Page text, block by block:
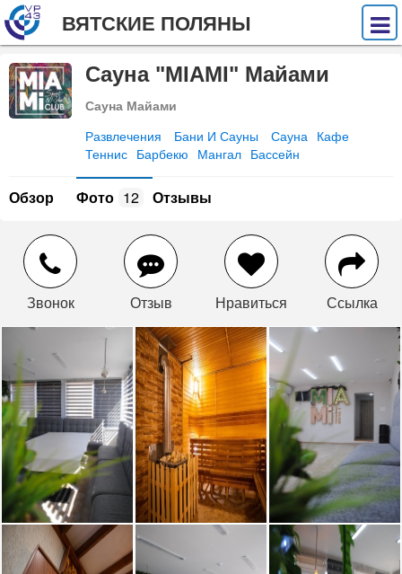
ВЯТСКИЕ ПОЛЯНЫ
Сауна "MIAMI" Майами
Сауна Майами
Развлечения Бани И Сауны Сауна Кафе
Теннис Барбекю Мангал Бассейн
Обзор Фото 12 Отзывы
Звонок Отзыв Нравиться Ссылка